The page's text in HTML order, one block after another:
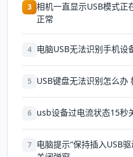
3 相机一直显示USB模式正
正常
4 电脑USB无法识别手机设
5 USB键盘无法识别怎么办
6 usb设备过电流状态15秒
7 电脑提示“保持插入USB